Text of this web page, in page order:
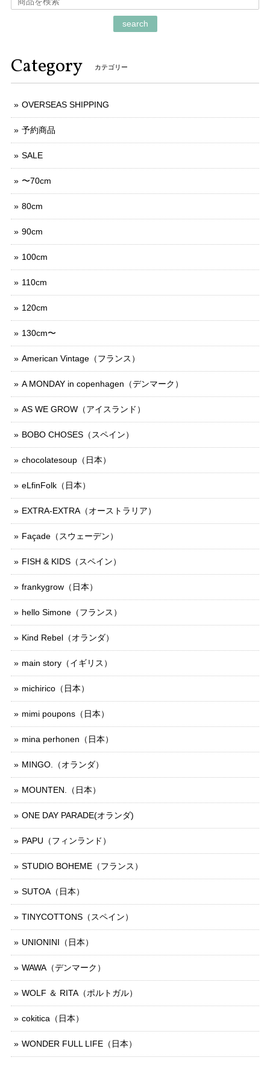
search
Category カテゴリー
OVERSEAS SHIPPING
予約商品
SALE
〜70cm
80cm
90cm
100cm
110cm
120cm
130cm〜
American Vintage（フランス）
A MONDAY in copenhagen（デンマーク）
AS WE GROW（アイスランド）
BOBO CHOSES（スペイン）
chocolatesoup（日本）
eLfinFolk（日本）
EXTRA-EXTRA（オーストラリア）
Façade（スウェーデン）
FISH & KIDS（スペイン）
frankygrow（日本）
hello Simone（フランス）
Kind Rebel（オランダ）
main story（イギリス）
michirico（日本）
mimi poupons（日本）
mina perhonen（日本）
MINGO.（オランダ）
MOUNTEN.（日本）
ONE DAY PARADE(オランダ)
PAPU（フィンランド）
STUDIO BOHEME（フランス）
SUTOA（日本）
TINYCOTTONS（スペイン）
UNIONINI（日本）
WAWA（デンマーク）
WOLF ＆ RITA（ポルトガル）
cokitica（日本）
WONDER FULL LIFE（日本）